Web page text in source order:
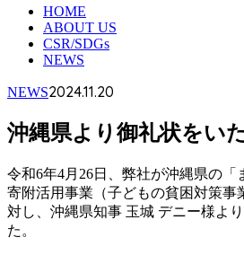
HOME
ABOUT US
CSR/SDGs
NEWS
NEWS2024.11.20
沖縄県より御礼状をい
令和6年4月26日、弊社が沖縄県の「
寄附活用事業（子どもの貧困対策事
対し、 沖縄県知事 玉城 デニー様よ
た。